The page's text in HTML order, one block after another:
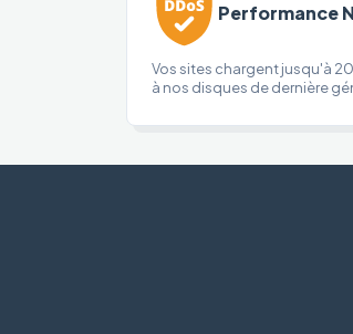
Performance
Vos sites chargent jusqu'à
à nos disques de dernière